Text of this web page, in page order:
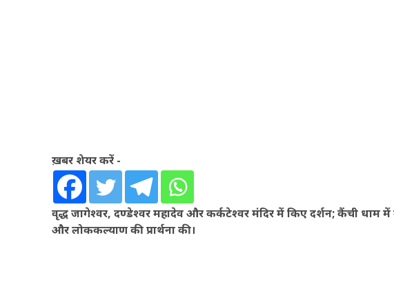
ख़बर शेयर करें -
वृद्ध जागेश्वर, दण्डेश्वर महादेव और कर्कटेश्वर मंदिर में किए दर्शन; कैंची धाम में
और लोककल्याण की प्रार्थना की।